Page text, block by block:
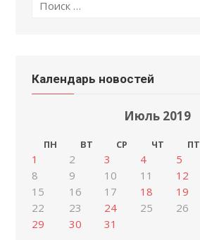
по:
Календарь новостей
Июль 2019
ПН ВТ СР ЧТ ПТ
1 2 3 4 5
8
9 10 11 12
15
16 17 18 19
22
23 24 25 26
29
30 31